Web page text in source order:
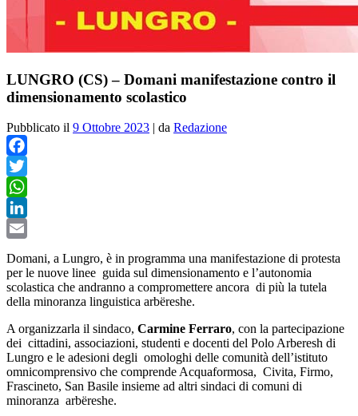
LUNGRO (CS) – Domani manifestazione contro il
dimensionamento scolastico
Pubblicato il 9 Ottobre 2023 | da Redazione
Facebook
Twitter
WhatsApp
LinkedIn
Domani, a Lungro, è in programma una manifestazione di protesta
per le nuove linee guida sul dimensionamento e l’autonomia
scolastica che andranno a compromettere ancora di più la tutela
della minoranza linguistica arbëreshe.
A organizzarla il sindaco, Carmine Ferraro, con la partecipazione
dei cittadini, associazioni, studenti e docenti del Polo Arberesh di
Lungro e le adesioni degli omologhi delle comunità dell’istituto
omnicomprensivo che comprende Acquaformosa, Civita, Firmo,
Frascineto, San Basile insieme ad altri sindaci di comuni di
minoranza arbëreshe.